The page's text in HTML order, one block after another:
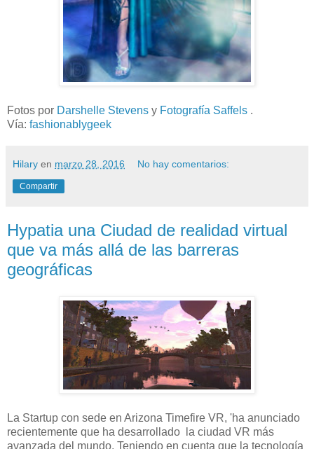
Fotos por Darshelle Stevens y Fotografía Saffels .
Vía: fashionablygeek
Hilary en marzo 28, 2016 No hay comentarios:
Compartir
Hypatia una Ciudad de realidad virtual
que va más allá de las barreras
geográficas
La Startup con sede en Arizona Timefire VR, 'ha anunciado
recientemente que ha desarrollado la ciudad VR más
avanzada del mundo. Teniendo en cuenta que la tecnología